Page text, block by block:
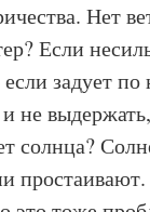
Нет
Если
задует
не
солнца?